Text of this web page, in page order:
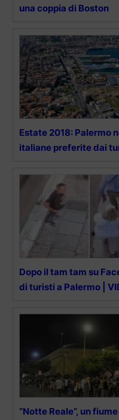
una coppia di Boston
Estate 2018: Palermo
italiane preferite dai
Dopo il tam tam su
di turisti a Palermo |
“Notte Reale”, un